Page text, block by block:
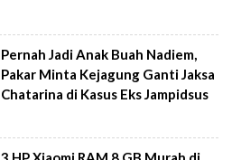
Pernah Jadi Anak Buah Nadiem,
Pakar Minta Kejagung Ganti Jaksa
Chatarina di Kasus Eks Jampidsus